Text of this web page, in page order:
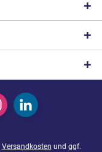
Versandkosten und ggf.